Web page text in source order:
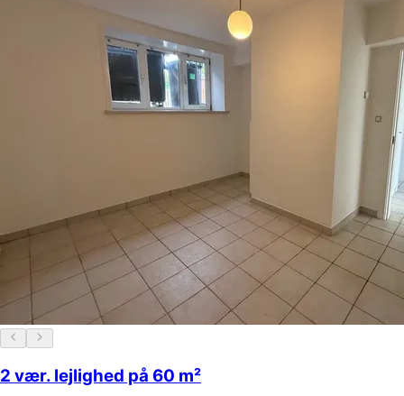
2 vær. lejlighed på 60 m²